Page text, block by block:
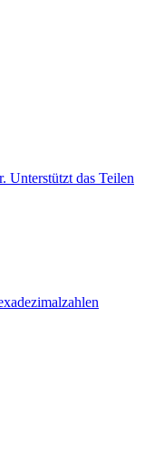
Unterstützt das Teilen